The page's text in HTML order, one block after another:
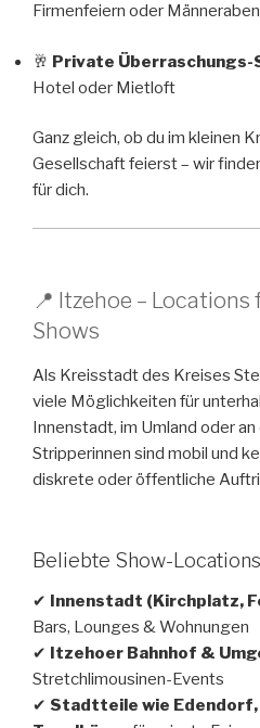
Firmenfeiern oder
🥂 Private Überraschungs-
Hotel oder Mietloft
Ganz gleich, ob du im kleinen
Gesellschaft feierst – wir
für dich.
📍 Itzehoe –
Shows
Als Kreisstadt des Kreises
viele Möglichkeiten für
Innenstadt, im Umland oder
Stripperinnen sind mobil und
diskrete oder öffentliche
Beliebte Show-
✔ Innenstadt (Kirchplatz,
Bars, Lounges & Wohnungen
✔
Itzehoer Bahnhof &
Stretchlimousinen-Events
✔ Stadtteile wie Edendorf,